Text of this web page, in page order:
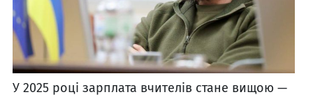
У 2025 році зарплата вчителів стане вищою —